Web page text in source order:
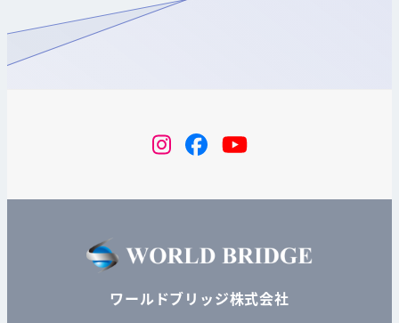
instagram
FacebookYouTube
ワールドブリッジ株式会社